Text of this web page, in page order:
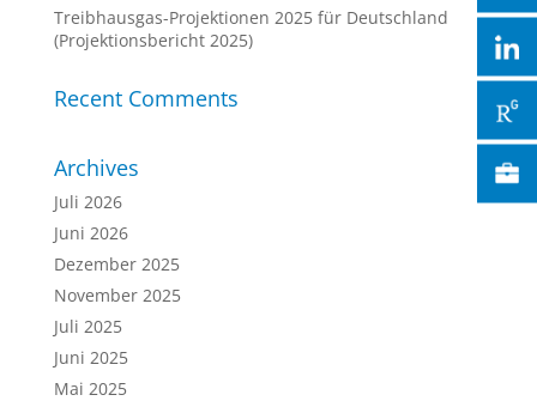
Treibhausgas-Projektionen 2025 für Deutschland
(Projektionsbericht 2025)
Recent Comments
Archives
Juli 2026
Juni 2026
Dezember 2025
November 2025
Juli 2025
Juni 2025
Mai 2025